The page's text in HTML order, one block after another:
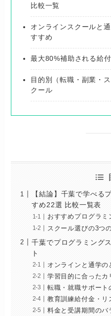
比較一覧
オンラインスクールと
すすめ
最大80%補助される給
目的別（転職・副業・
クール
【結論】千葉で学べる
すめ22選 比較一覧表
おすすめプログラ
スクール選びの3つ
千葉でプログラミング
ト
オンラインと通学
学習目的に合ったカ
転職・就職サポート
教育訓練給付金・リ
料金と受講期間のバ